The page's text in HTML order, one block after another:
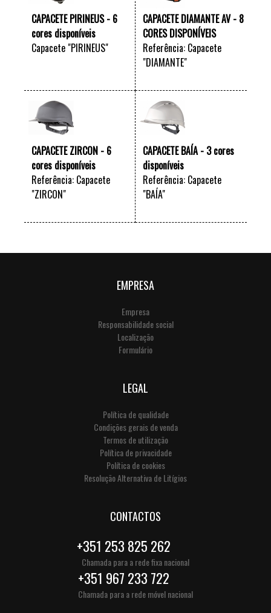
CAPACETE PIRINEUS - 6
cores disponíveis
Capacete "PIRINEUS"
CAPACETE DIAMANTE AV - 8
CORES DISPONÍVEIS
Referência: Capacete
"DIAMANTE"
CAPACETE ZIRCON - 6
cores disponíveis
Referência: Capacete
"ZIRCON"
CAPACETE BAÍA - 3 cores
disponíveis
Referência: Capacete
"BAÍA"
EMPRESA
Empresa
Responsabilidade social
Localização
Formulário
LEGAL
Política de qualidade
Condições gerais de venda
Termos de utilização
Política de privacidade
Política de cookies
Resolução Alternativa de Litígios
CONTACTOS
+351 253 825 262
Chamada para a rede fixa nacional
+351 967 233 722
Chamada para a rede móvel nacional